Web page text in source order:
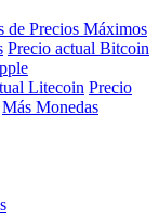
de Precios Máximos
Precio actual Bitcoin
Litecoin Precio
Más Monedas